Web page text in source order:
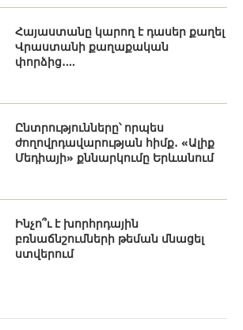
Հայաստանը կարող է դասեր քաղել
Վրաստանի քաղաքական
փորձից․...
Ընտրությունները՝ որպես
ժողովրդավարության հիմք․ «Ալիք
Մեդիայի» քննարկումը Երևանում
Ինչո՞ւ է խորհրդային
բռնաճնշումների թեման մնացել
ստվերում